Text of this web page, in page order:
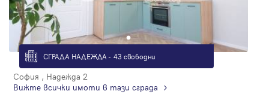
СГРАДА НАДЕЖДА - 43 свободни
София , Надежда 2
Вижте всички имоти в тази сграда